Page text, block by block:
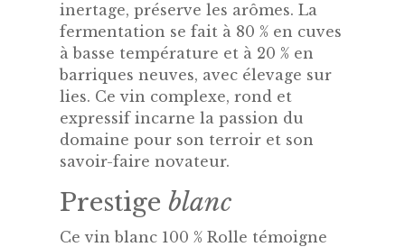
inertage, préserve les arômes. La
fermentation se fait à 80 % en cuves
à basse température et à 20 % en
barriques neuves, avec élevage sur
lies. Ce vin complexe, rond et
expressif incarne la passion du
domaine pour son terroir et son
savoir-faire novateur.
Prestige blanc
Ce vin blanc 100 % Rolle témoigne